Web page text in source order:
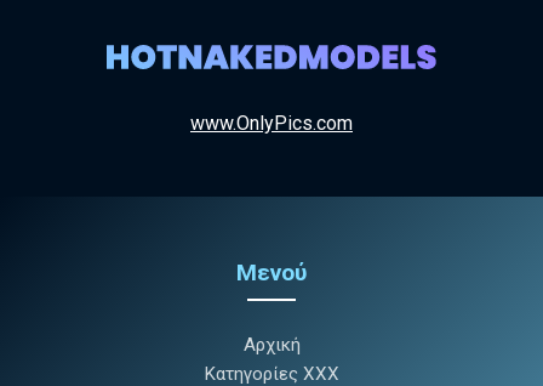
www.OnlyPics.com
Μενού
Αρχική
Κατηγορίες XXX